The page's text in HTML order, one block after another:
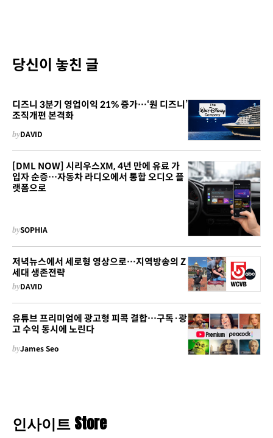
당신이 놓친 글
디즈니 3분기 영업이익 21% 증가…‘원 디즈니’
조직개편 본격화
byDAVID
[DML NOW] 시리우스XM, 4년 만에 유료 가
입자 순증…자동차 라디오에서 통합 오디오 플
랫폼으로
bySOPHIA
저녁뉴스에서 세로형 영상으로…지역방송의 Z
세대 생존전략
byDAVID
유튜브 프리미엄에 광고형 피콕 결합…구독·광
고 수익 동시에 노린다
byJames Seo
인사이트 Store